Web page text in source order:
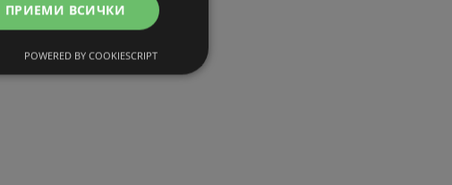
ПРИЕМИ ВСИЧКИ
POWERED BY COOKIESCRIPT